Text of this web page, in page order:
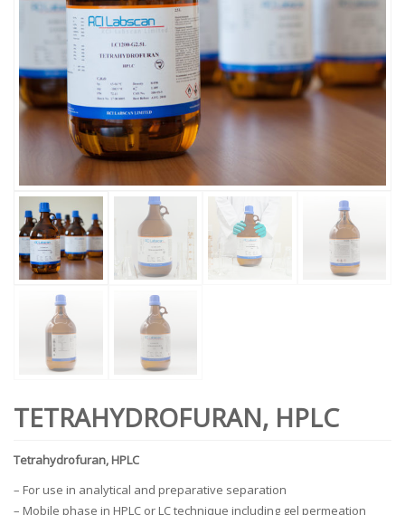
TETRAHYDROFURAN, HPLC
Tetrahydrofuran, HPLC
– For use in analytical and preparative separation
– Mobile phase in HPLC or LC technique including gel permeation